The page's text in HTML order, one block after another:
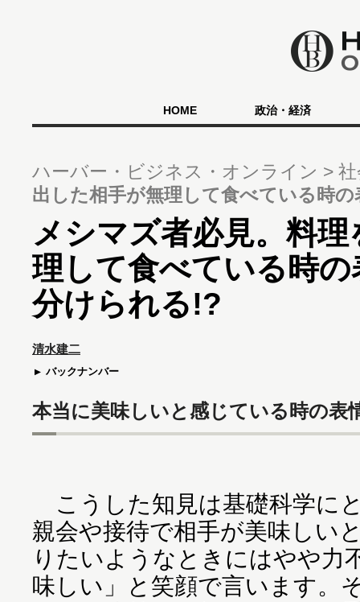
HOME 政治・経済
ハーバー・ビジネス・オンライン
出した相手が無理して食べている時
メシマズ者必見。料
理して食べている時
分けられる!?
清水建二
バックナンバー
本当に美味しいと感じている時の表
こうした知見は基礎科学に
親会や接待で相手が美味しい
りたいようなときにはやや力
味しい」と笑顔で言います。